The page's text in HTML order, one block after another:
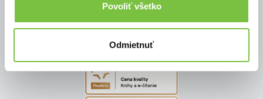
Povoliť všetko
Odmietnuť